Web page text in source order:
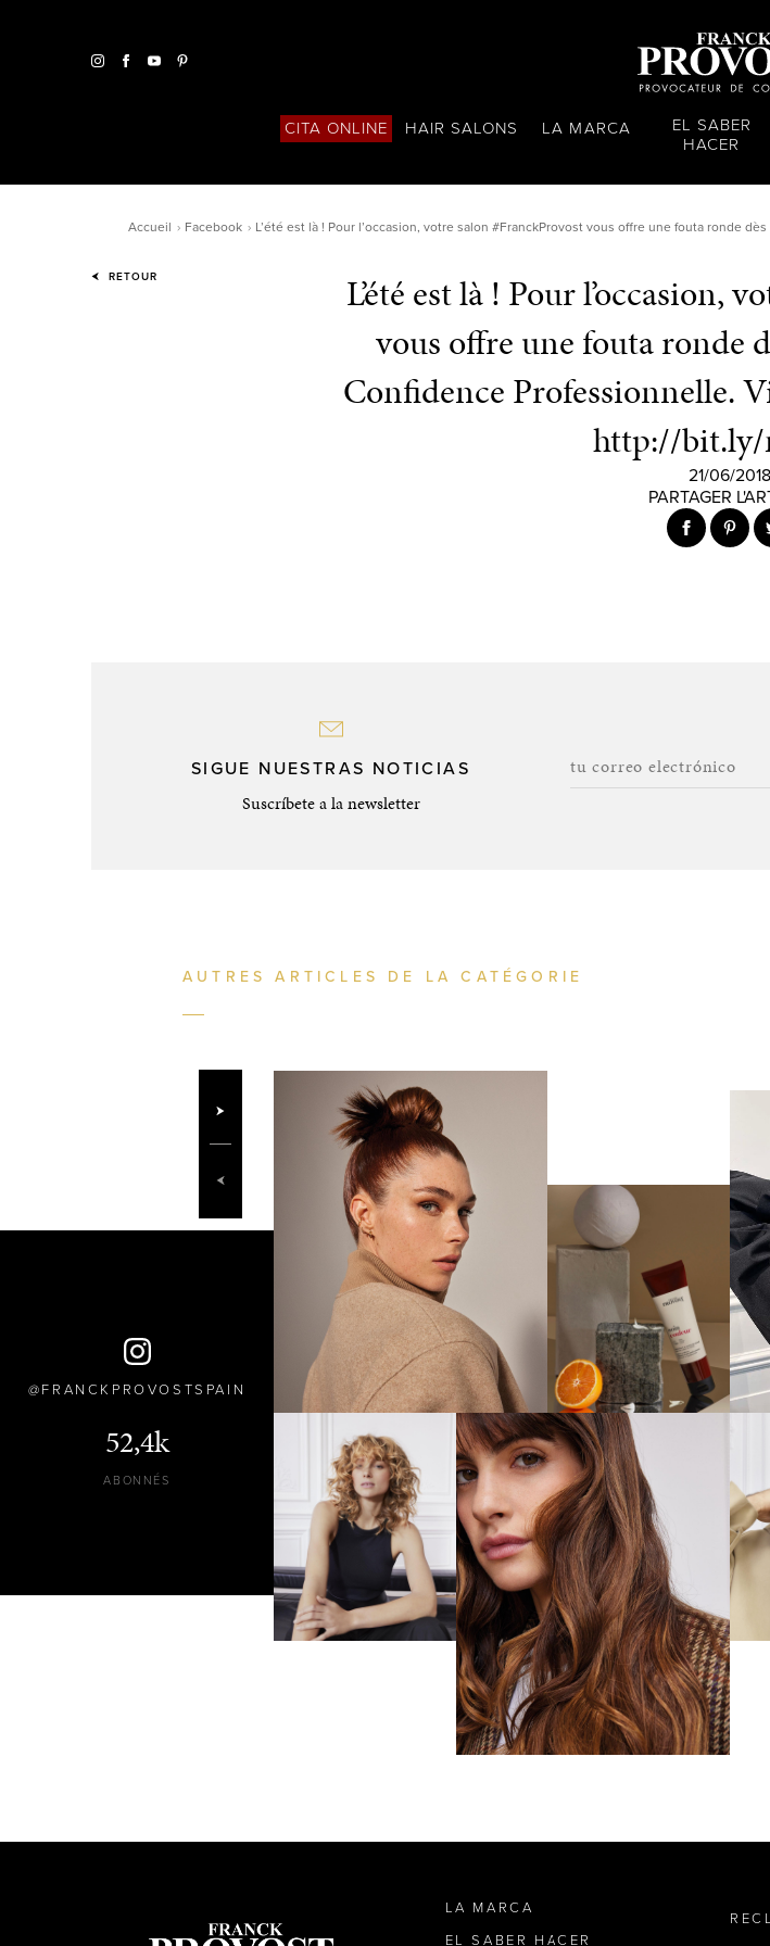
CITA ONLINE HAIR SALONS LA MARCA
EL SABER
HACER
Accueil Facebook L’été est là ! Pour l’occasion, votre salon #FranckProvost vous offre une fouta ronde
RETOUR
L’été est là ! Pour l’occasion,
vous offre une fouta ronde
Confidence Professionnelle.
http://bit.ly/
21/06/2018
PARTAGER
SIGUE NUESTRAS NOTICIAS
Suscríbete a la newsletter
tu correo electrónico
AUTRES ARTICLES DE LA CATÉGORIE
FRANCKPROVOSTSPAIN
52,4k
ABONNÉS
LA MARCA
EL SABER HACER